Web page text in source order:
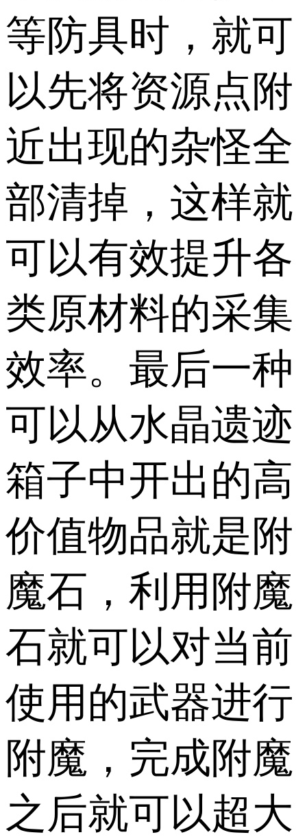
等防具时，就可
以先将资源点附
近出现的杂怪全
部清掉，这样就
可以有效提升各
类原材料的采集
效率。最后一种
可以从水晶遗迹
箱子中开出的高
价值物品就是附
魔石，利用附魔
石就可以对当前
使用的武器进行
附魔，完成附魔
之后就可以超大